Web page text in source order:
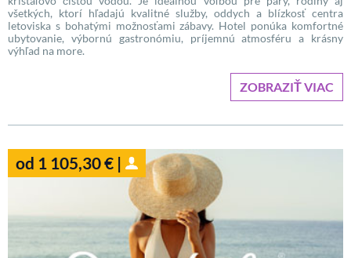
všetkých, ktorí hľadajú kvalitné služby, oddych a blízkosť centra
letoviska s bohatými možnosťami zábavy. Hotel ponúka komfortné
ubytovanie, výbornú gastronómiu, príjemnú atmosféru a krásny
výhľad na more.
ZOBRAZIŤ VIAC
od 1 105,30 € |